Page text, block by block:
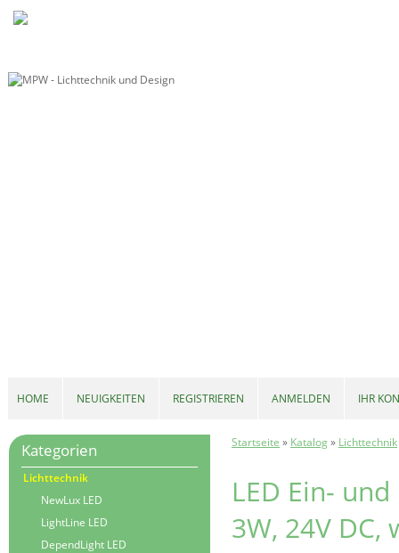
Startseite » Katalog» Lichttechnik
LED Ein-
3W, 24V
Kategorien
Lichttechnik
NewLux LED
LightLine LED
DependLight LED
HOME NEUIGKEITEN REGISTRIEREN ANMELDEN IHR